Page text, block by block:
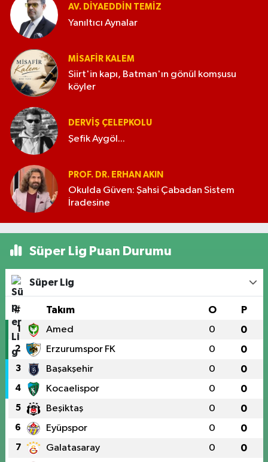
AV. DIYAEDDIN TEMIZ
Yanıltıcı Aynalar
MISAFIR KALEM
Siirt'in kapı, Batman'ın gönül komşusu
köyler
DERVIŞ ÇELEPKOLU
Şefik Aygöl...
PROF. DR. ERHAN AKIN
Okulda Güven: Şahsi Çabadan Sistem
İradesine
Süper Lig Puan Durumu
Süper Lig
# Takım O P
1 Amed 0 0
2 Erzurumspor FK 0 0
3 Başakşehir 0 0
4 Kocaelispor 0 0
5 Beşiktaş 0 0
6 Eyüpspor 0 0
7 Galatasaray 0 0